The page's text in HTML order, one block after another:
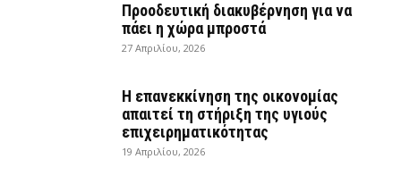
Προοδευτική διακυβέρνηση για να
πάει η χώρα μπροστά
27 Απριλίου, 2026
Η επανεκκίνηση της οικονομίας
απαιτεί τη στήριξη της υγιούς
επιχειρηματικότητας
19 Απριλίου, 2026